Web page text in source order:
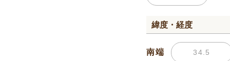
緯度・経度
南端